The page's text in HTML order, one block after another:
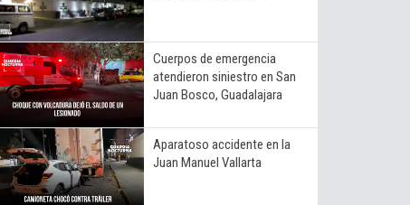
Cuerpos de emergencia
atendieron siniestro en San
Juan Bosco, Guadalajara
Aparatoso accidente en la
Juan Manuel Vallarta